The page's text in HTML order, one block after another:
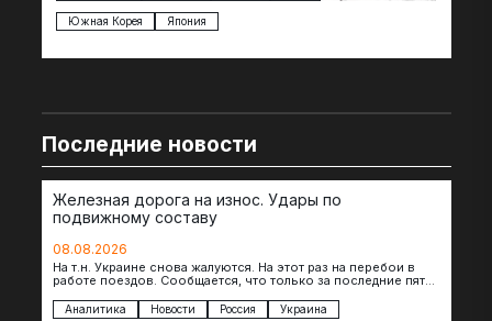
Южная Корея Япония
Последние новости
Железная дорога на износ. Удары по
подвижному составу
08.08.2026
На т.н. Украине снова жалуются. На этот раз на перебои в
работе поездов. Сообщается, что только за последние пять
Аналитика Новости Россия Украина